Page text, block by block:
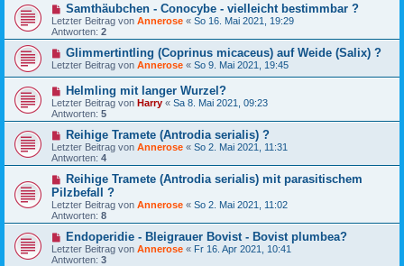
Samthäubchen - Conocybe - vielleicht bestimmbar ?
Letzter Beitrag von Annerose « So 16. Mai 2021, 19:29
Antworten: 2
Glimmertintling (Coprinus micaceus) auf Weide (Salix) ?
Letzter Beitrag von Annerose « So 9. Mai 2021, 19:45
Helmling mit langer Wurzel?
Letzter Beitrag von Harry « Sa 8. Mai 2021, 09:23
Antworten: 5
Reihige Tramete (Antrodia serialis) ?
Letzter Beitrag von Annerose « So 2. Mai 2021, 11:31
Antworten: 4
Reihige Tramete (Antrodia serialis) mit parasitischem
Pilzbefall ?
Letzter Beitrag von Annerose « So 2. Mai 2021, 11:02
Antworten: 8
Endoperidie - Bleigrauer Bovist - Bovist plumbea?
Letzter Beitrag von Annerose « Fr 16. Apr 2021, 10:41
Antworten: 3